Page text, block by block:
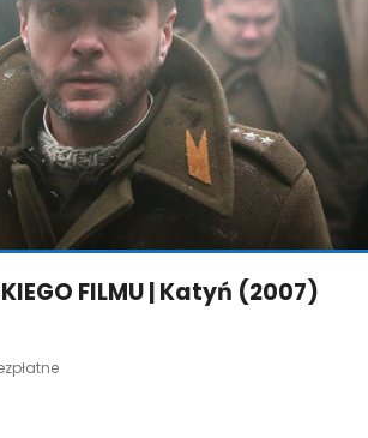
FILMU | Katyń (2007)